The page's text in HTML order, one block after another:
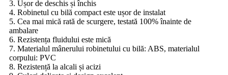
3. Ușor de deschis și închis
4. Robinetul cu bilă compact este ușor de instalat
5. Cea mai mică rată de scurgere, testată 100% înainte de
ambalare
6. Rezistența fluidului este mică
7. Materialul mânerului robinetului cu bilă: ABS, materialul
corpului: PVC
8. Rezistență la alcali și acizi